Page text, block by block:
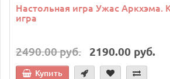
Настольная игра Ужас Аркхэма.
игра
2490.00 руб. 2190.00 руб.
Купить